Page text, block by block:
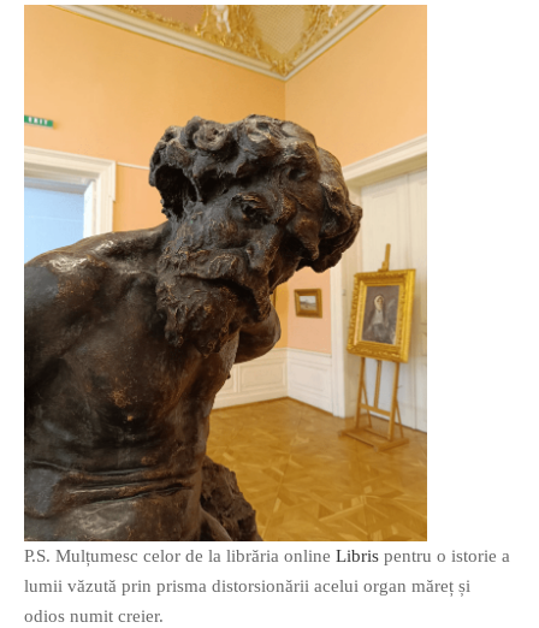
P.S. Mulțumesc celor de la librăria online Libris pentru o istorie a
lumii văzută prin prisma distorsionării acelui organ măreț și
odios numit creier.